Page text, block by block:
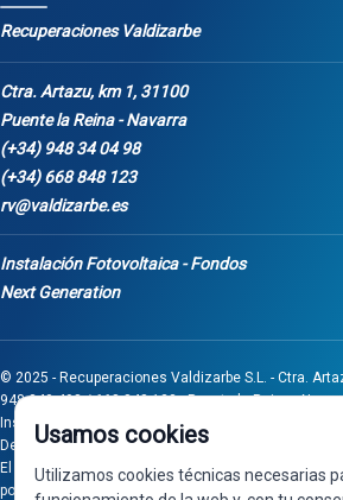
Recuperaciones Valdizarbe
Ctra. Artazu, km 1, 31100
Puente la Reina - Navarra
(+34) 948 34 04 98
(+34) 668 848 123
rv@valdizarbe.es
Instalación Fotovoltaica - Fondos
Next Generation
© 2025 - Recuperaciones Valdizarbe S.L. - Ctra.
948 340 498 / 668 848 123 - Puente la Reina -
Inscrita en el Registro Mercantil de Navarra, Tomo
Desarrollado porSeintosoft
El proyecto de inversión "0011-0558-2024-000008"
por Gobierno de Navarra al amparo de la
Usamos cookies
Utilizamos cookies técnicas necesarias